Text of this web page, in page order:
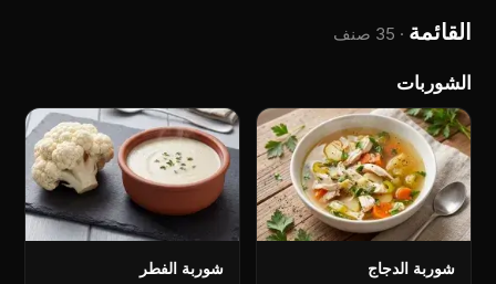
القائمة · 35 صنف
الشوربات
شوربة الدجاج شوربة الفطر